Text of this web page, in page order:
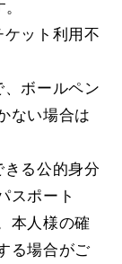
ット利用不
ボールペン
ない場合は
る公的身分
スポート
本人様の確
る場合がご